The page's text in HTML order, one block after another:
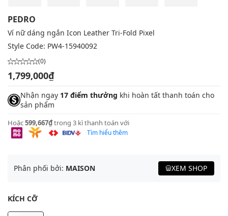
PEDRO
Ví nữ dáng ngắn Icon Leather Tri-Fold Pixel
Style Code: PW4-15940092
(0)
1,799,000₫
Nhận ngay 17 điểm thưởng khi hoàn tất thanh toán cho
sản phẩm
Hoặc599,667₫trong 3 kì thanh toán với
Tìm hiểu thêm
Phân phối bởi: MAISON XEM SHOP
KÍCH CỠ